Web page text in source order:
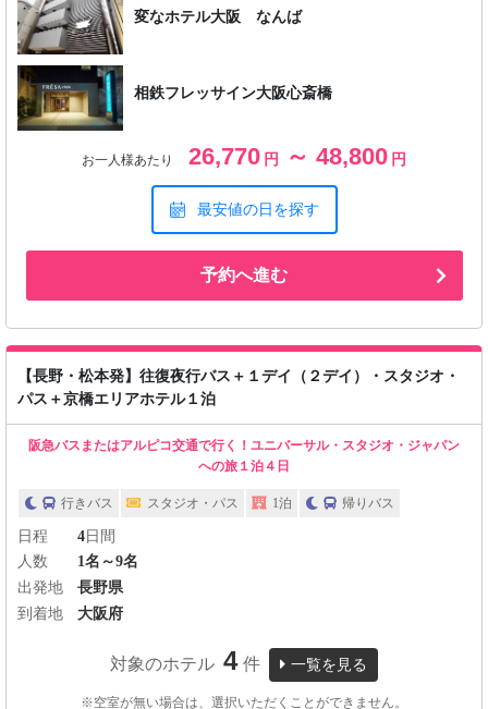
変なホテル大阪 なんば
相鉄フレッサイン大阪心斎橋
お一人様あたり 26,770 円 ～ 48,800 円
最安値の日を探す
予約へ進む
【長野・松本発】往復夜行バス＋１デイ（２デイ）・スタジオ・
パス＋京橋エリアホテル１泊
阪急バスまたはアルピコ交通で行く！ユニバーサル・スタジオ・ジャパン
への旅１泊４日
行きバス スタジオ・パス 1泊 帰りバス
日程 4日間
人数
1名～9名
出発地
長野県
到着地
大阪府
対象のホテル 4 件 一覧を見る
※空室が無い場合は、選択いただくことができません。